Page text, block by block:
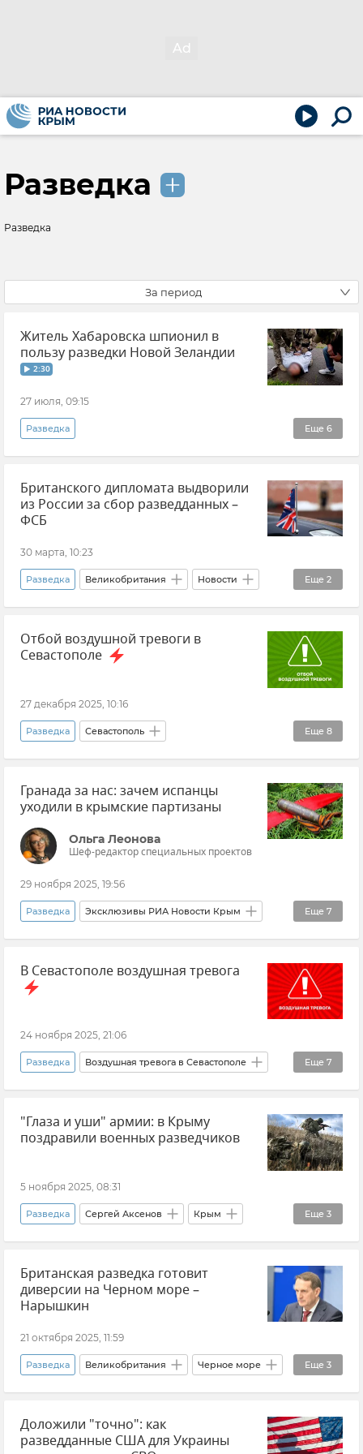
Разведка
Разведка
За период
Житель Хабаровска шпионил в
пользу разведки Новой Зеландии
2:30
27 июля, 09:15
Еще 6
Разведка
ФСБ РФ (Федеральная служба безопасности Российской Федерации)
Госизмена Шпионаж Россия
Новая Зеландия Новости
Британского дипломата выдворили
из России за сбор разведданных –
ФСБ
30 марта, 10:23
Еще 2
Разведка Великобритания Новости
ФСБ РФ (Федеральная служба безопасности Российской Федерации)
Россия
Отбой воздушной тревоги в
Севастополе
27 декабря 2025, 10:16
Еще 8
Разведка Севастополь
Новости Севастополя
Срочные новости Крыма Новости Крыма
Воздушная тревога на Украине
Новости СВО Атаки ВСУ на Крым
Безопасность Республики Крым и Севастополя
Гранада за нас: зачем испанцы
уходили в крымские партизаны
Ольга Леонова
Шеф-редактор специальных проектов
29 ноября 2025, 19:56
Еще 7
Разведка Эксклюзивы РИА Новости Крым
СССР Иосиф Сталин
Партизанское движение в Крыму Испания
Диверсанты
Великая Отечественная война
В Севастополе воздушная тревога
24 ноября 2025, 21:06
Еще 7
Разведка Воздушная тревога в Севастополе
Севастополь Новости Севастополя
Безопасность Республики Крым и Севастополя
Срочные новости Крыма
"Глаза и уши" армии: в Крыму
поздравили военных разведчиков
5 ноября 2025, 08:31
Еще 3
Разведка Сергей Аксенов Крым
Новости Крыма Армия и флот
Вооруженные силы России
Британская разведка готовит
диверсии на Черном море –
Нарышкин
21 октября 2025, 11:59
Еще 3
Разведка Великобритания Черное море
Балтийское море
Служба внешней разведки (СВР)
Доложили "точно": как
разведданные США для Украины